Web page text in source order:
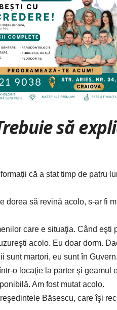
să
că a stat timp de patru
dorea să revină acolo, s-ar fi
care e situaţia. Când eşti
acolo. Eu doar dorm.
sunt martori, eu sunt în
o locaţie la parter şi geamul
Am fost mutat acolo.
Băsescu, care îşi